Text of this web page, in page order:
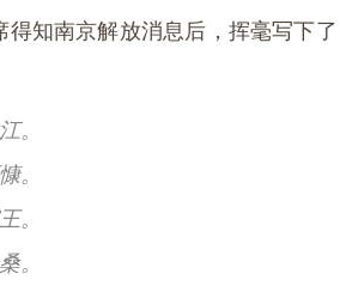
知南京解放消息后，挥毫写下
。
。
。
。